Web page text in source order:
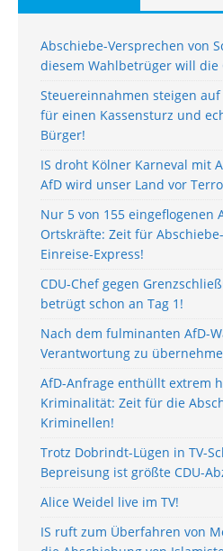
Abschiebe-Versprechen von
diesem Wahlbetrüger will die
Steuereinnahmen steigen
für einen Kassensturz und
Bürger!
IS droht Kölner Karneval mit
AfD wird unser Land vor
Nur 5 von 155 eingeflogenen
Ortskräfte: Zeit für
Einreise-Express!
CDU-Chef gegen
betrügt schon an Tag 1!
Nach dem fulminanten AfD-
Verantwortung zu
AfD-Anfrage enthüllt extrem
Kriminalität: Zeit für die
Kriminellen!
Trotz Dobrindt-Lügen in TV-
Bepreisung ist größte CDU-
Alice Weidel live im TV!
IS ruft zum Überfahren von